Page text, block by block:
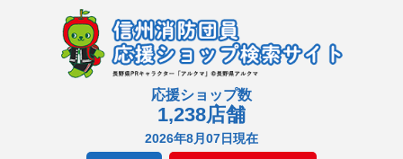
応援ショップ数
1,238店舗
2026年8月07日現在